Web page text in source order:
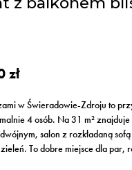
zł
w Świeradowie-Zdroju to
4 osób. Na 31 m² znajduje
salon z rozkładaną
To dobre miejsce dla par,